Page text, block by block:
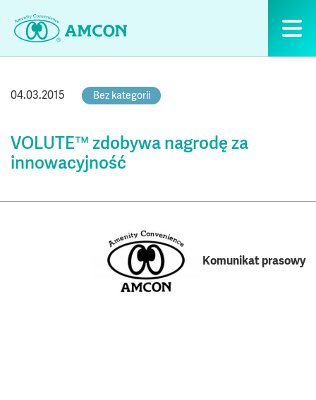
04.03.2015
Bez kategorii
VOLUTE™ zdobywa nagrodę za
innowacyjność
Komunikat prasowy